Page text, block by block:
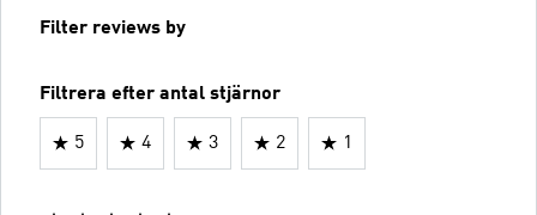
Filter reviews by
Filtrera efter antal stjärnor
5 4 3 2 1